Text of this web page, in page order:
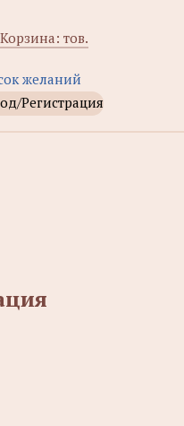
Корзина: тов.
желаний
Регистрация